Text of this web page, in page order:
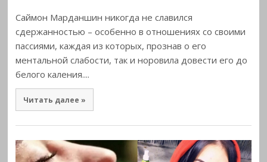
Саймон Марданшин никогда не славился
сдержанностью – особенно в отношениях со своими
пассиями, каждая из которых, прознав о его
ментальной слабости, так и норовила довести его до
белого каления....
Читать далее »